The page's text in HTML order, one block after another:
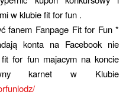
w klubie fit for fun .
fanem Fanpage Fit for Fun *
konta na Facebook nie
for fun majacym na koncie
karnet w Klubie